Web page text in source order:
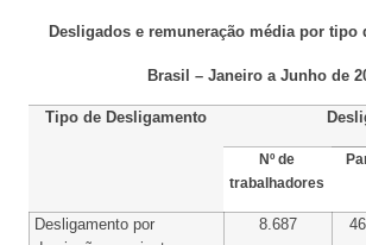
Desligados e remuneração média por tipo
Brasil – Janeiro a Junho de
Tipo de Desligamento
Nº de
trabalhadores
Desligamento por
8.687